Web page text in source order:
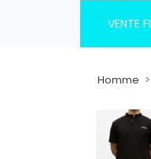
VENTE
Homme